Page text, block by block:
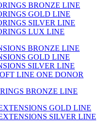
BRONZE LINE
GOLD LINE
SILVER LINE
LUX LINE
BRONZE LINE
GOLD LINE
SILVER LINE
LINE ONE DONOR
BRONZE LINE
GOLD LINE
SILVER LINE